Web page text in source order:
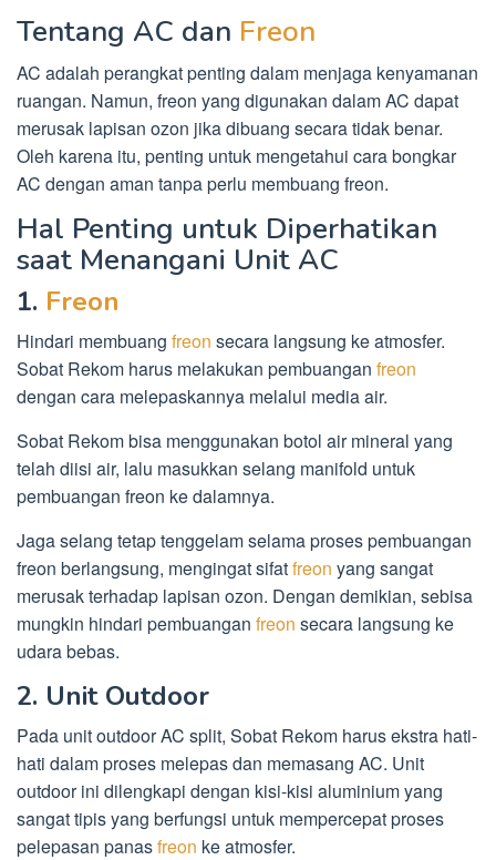
Tentang AC dan Freon
AC adalah perangkat penting dalam menjaga kenyamanan
ruangan. Namun, freon yang digunakan dalam AC dapat
merusak lapisan ozon jika dibuang secara tidak benar.
Oleh karena itu, penting untuk mengetahui cara bongkar
AC dengan aman tanpa perlu membuang freon.
Hal Penting untuk Diperhatikan
saat Menangani Unit AC
1. Freon
Hindari membuang freon secara langsung ke atmosfer.
Sobat Rekom harus melakukan pembuangan freon
dengan cara melepaskannya melalui media air.
Sobat Rekom bisa menggunakan botol air mineral yang
telah diisi air, lalu masukkan selang manifold untuk
pembuangan freon ke dalamnya.
Jaga selang tetap tenggelam selama proses pembuangan
freon berlangsung, mengingat sifatfreon yang sangat
merusak terhadap lapisan ozon. Dengan demikian, sebisa
mungkin hindari pembuangan freon secara langsung ke
udara bebas.
2. Unit Outdoor
Pada unit outdoor AC split, Sobat Rekom harus ekstra hati-
hati dalam proses melepas dan memasang AC. Unit
outdoor ini dilengkapi dengan kisi-kisi aluminium yang
sangat tipis yang berfungsi untuk mempercepat proses
pelepasan panasfreon ke atmosfer.